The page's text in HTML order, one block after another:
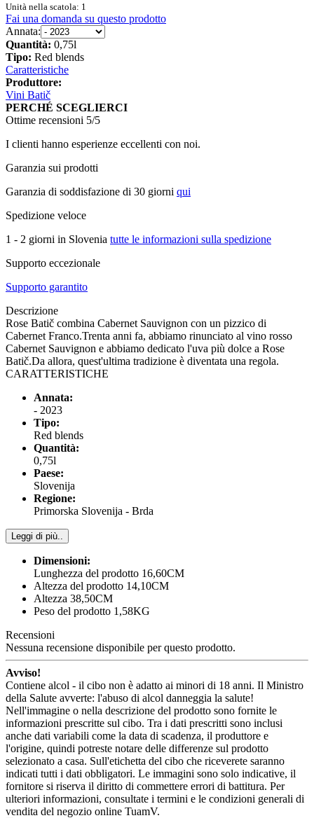
Unità nella scatola: 1
Fai una domanda su questo prodotto
Annata:
Quantità: 0,75l
Tipo: Red blends
Caratteristiche
Produttore:
Vini Batič
PERCHÉ SCEGLIERCI
Ottime recensioni 5/5
I clienti hanno esperienze eccellenti con noi.
Garanzia sui prodotti
Garanzia di soddisfazione di 30 giorni qui
Spedizione veloce
1 - 2 giorni in Slovenia tutte le informazioni sulla spedizione
Supporto eccezionale
Supporto garantito
Descrizione
Rose Batič combina Cabernet Sauvignon con un pizzico di
Cabernet Franco.Trenta anni fa, abbiamo rinunciato al vino rosso
Cabernet Sauvignon e abbiamo dedicato l'uva più dolce a Rose
Batič.Da allora, quest'ultima tradizione è diventata una regola.
CARATTERISTICHE
Annata:
- 2023
Tipo:
Red blends
Quantità:
0,75l
Paese:
Slovenija
Regione:
Primorska Slovenija - Brda
Leggi di più..
Dimensioni:
Lunghezza del prodotto 16,60CM
Altezza del prodotto 14,10CM
Altezza 38,50CM
Peso del prodotto 1,58KG
Recensioni
Nessuna recensione disponibile per questo prodotto.
Avviso!
Contiene alcol - il cibo non è adatto ai minori di 18 anni. Il Ministro
della Salute avverte: l'abuso di alcol danneggia la salute!
Nell'immagine o nella descrizione del prodotto sono fornite le
informazioni prescritte sul cibo. Tra i dati prescritti sono inclusi
anche dati variabili come la data di scadenza, il produttore e
l'origine, quindi potreste notare delle differenze sul prodotto
selezionato a casa. Sull'etichetta del cibo che riceverete saranno
indicati tutti i dati obbligatori. Le immagini sono solo indicative, il
fornitore si riserva il diritto di commettere errori di battitura. Per
ulteriori informazioni, consultate i termini e le condizioni generali di
vendita del negozio online TuamV.